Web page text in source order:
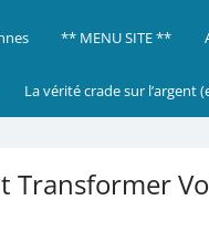
** MENU SITE **
La vérité crade sur l’argent
Transformer